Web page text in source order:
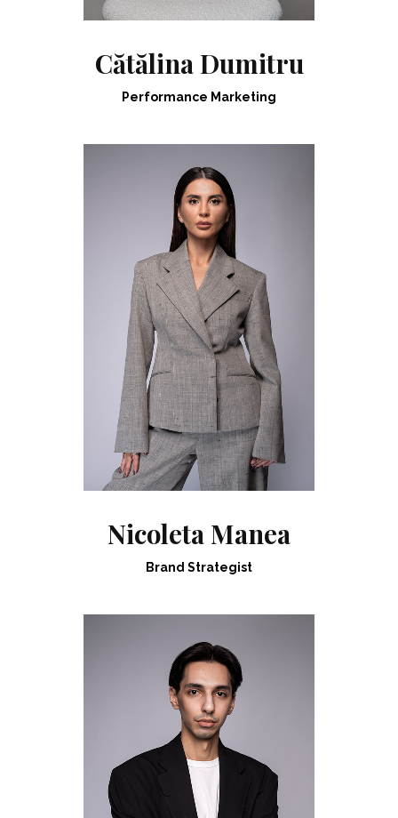
Cătălina Dumitru
Performance Marketing
Nicoleta Manea
Brand Strategist